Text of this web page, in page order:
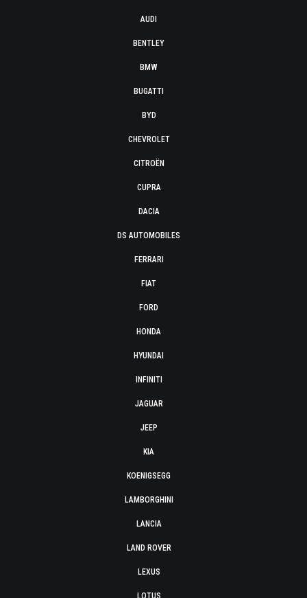
AUDI
BENTLEY
BMW
BUGATTI
BYD
CHEVROLET
CITROËN
CUPRA
DACIA
DS AUTOMOBILES
FERRARI
FIAT
FORD
HONDA
HYUNDAI
INFINITI
JAGUAR
JEEP
KIA
KOENIGSEGG
LAMBORGHINI
LANCIA
LAND ROVER
LEXUS
LOTUS